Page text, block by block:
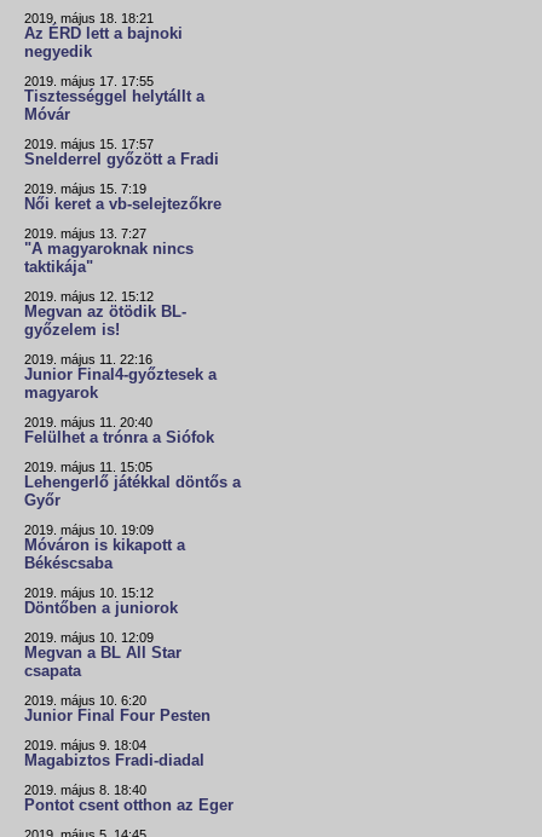
2019. május 18. 18:21
Az ÉRD lett a bajnoki
negyedik
2019. május 17. 17:55
Tisztességgel helytállt a
Móvár
2019. május 15. 17:57
Snelderrel győzött a Fradi
2019. május 15. 7:19
Női keret a vb-selejtezőkre
2019. május 13. 7:27
"A magyaroknak nincs
taktikája"
2019. május 12. 15:12
Megvan az ötödik BL-
győzelem is!
2019. május 11. 22:16
Junior Final4-győztesek a
magyarok
2019. május 11. 20:40
Felülhet a trónra a Siófok
2019. május 11. 15:05
Lehengerlő játékkal döntős a
Győr
2019. május 10. 19:09
Móváron is kikapott a
Békéscsaba
2019. május 10. 15:12
Döntőben a juniorok
2019. május 10. 12:09
Megvan a BL All Star
csapata
2019. május 10. 6:20
Junior Final Four Pesten
2019. május 9. 18:04
Magabiztos Fradi-diadal
2019. május 8. 18:40
Pontot csent otthon az Eger